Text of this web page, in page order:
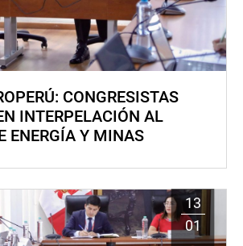
CONGRESISTAS
INTERPELACIÓN AL
ENERGÍA Y MINAS
13
01